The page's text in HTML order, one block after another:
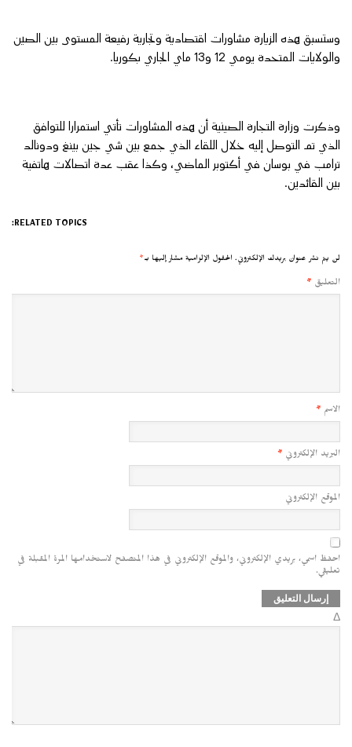
وستسبق هذه الزيارة مشاورات اقتصادية وتجارية رفيعة المستوى بين الصين
والولايات المتحدة يومي 12 و13 ماي الجاري بكوريا.
وذكرت وزارة التجارة الصينية أن هذه المشاورات تأتي استمرارا للتوافق
الذي تم التوصل إليه خلال اللقاء الذي جمع بين شي جين بينغ ودونالد
ترامب في بوسان في أكتوبر الماضي، وكذا عقب عدة اتصالات هاتفية
بين القائدين.
RELATED TOPICS:
لن يتم نشر عنوان بريدك الإلكتروني. الحقول الإلزامية مشار إليها بـ*
التعليق *
الاسم *
البريد الإلكتروني *
الموقع الإلكتروني
احفظ اسمي، بريدي الإلكتروني، والموقع الإلكتروني في هذا المتصفح لاستخدامها المرة المقبلة في
تعليقي.
Δ